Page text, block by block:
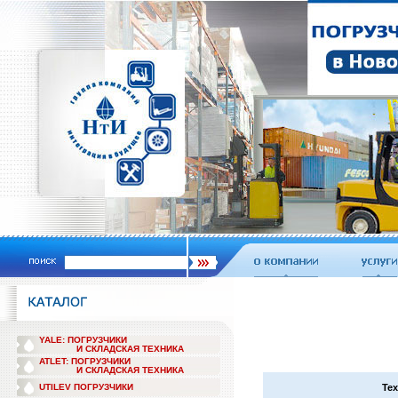
YALE: ПОГРУЗЧИКИ
И СКЛАДСКАЯ ТЕХНИКА
ATLET: ПОГРУЗЧИКИ
И СКЛАДСКАЯ ТЕХНИКА
UTILEV ПОГРУЗЧИКИ